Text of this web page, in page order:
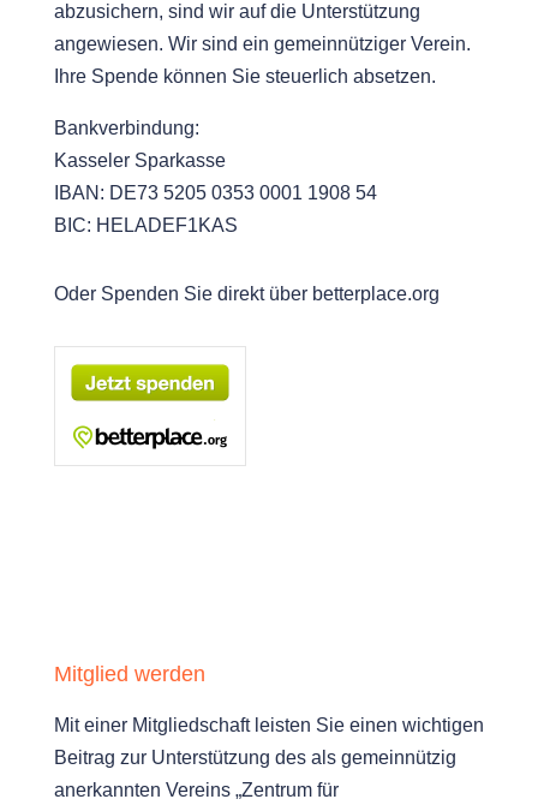
abzusichern, sind wir auf die Unterstützung
angewiesen. Wir sind ein gemeinnütziger Verein.
Ihre Spende können Sie steuerlich absetzen.
Bankverbindung:
Kasseler Sparkasse
IBAN: DE73 5205 0353 0001 1908 54
BIC: HELADEF1KAS
Oder Spenden Sie direkt über betterplace.org
Mitglied werden
Mit einer Mitgliedschaft leisten Sie einen wichtigen
Beitrag zur Unterstützung des als gemeinnützig
anerkannten Vereins „Zentrum für